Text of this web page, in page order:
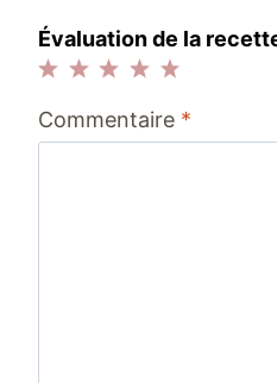
Évaluation de la
étoiles
étoiles
étoiles
étoiles
étoile
Commentaire *